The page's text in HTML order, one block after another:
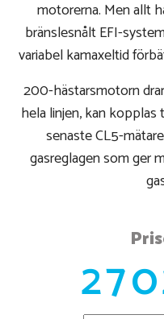
motorerna. Men allt
bränslesnålt EFI-
variabel kamaxeltid
200-hästarsmotorn
hela linjen, kan
senaste CL5-
gasreglagen som ger